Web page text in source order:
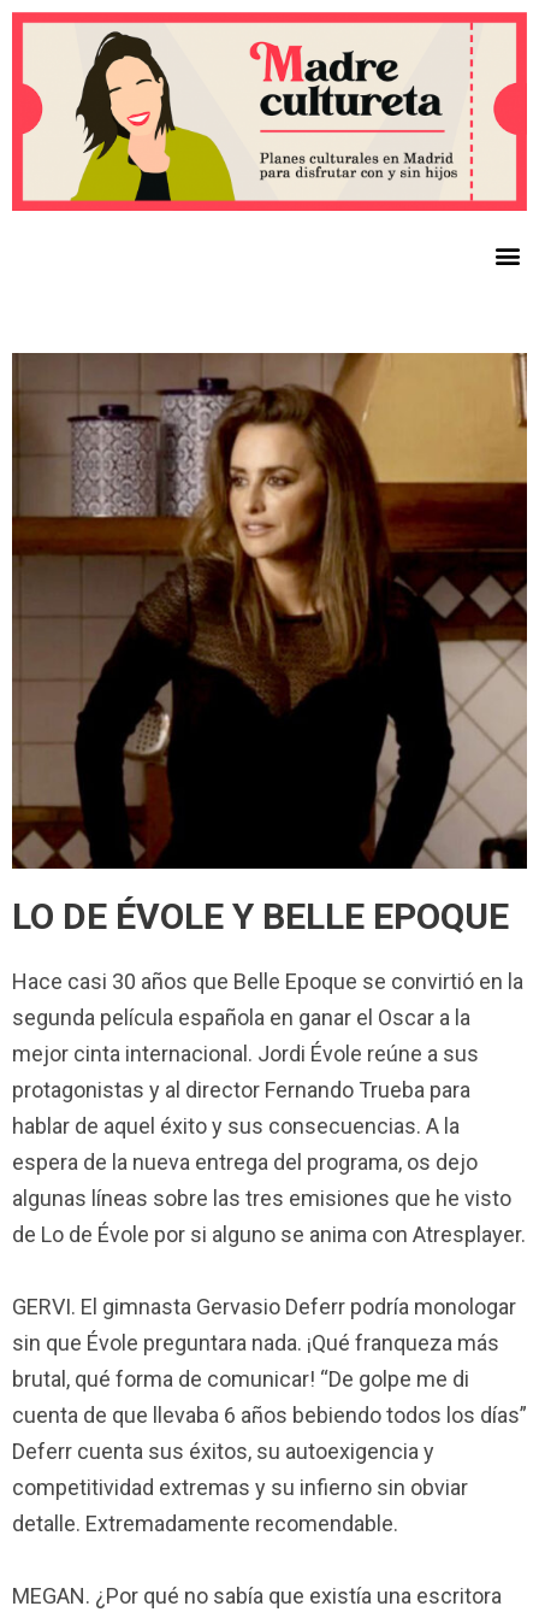
LO DE ÉVOLE Y BELLE EPOQUE
Hace casi 30 años que Belle Epoque se convirtió en la
segunda película española en ganar el Oscar a la
mejor cinta internacional. Jordi Évole reúne a sus
protagonistas y al director Fernando Trueba para
hablar de aquel éxito y sus consecuencias. A la
espera de la nueva entrega del programa, os dejo
algunas líneas sobre las tres emisiones que he visto
de Lo de Évole por si alguno se anima con Atresplayer.
GERVI. El gimnasta Gervasio Deferr podría monologar
sin que Évole preguntara nada. ¡Qué franqueza más
brutal, qué forma de comunicar! “De golpe me di
cuenta de que llevaba 6 años bebiendo todos los días”
Deferr cuenta sus éxitos, su autoexigencia y
competitividad extremas y su infierno sin obviar
detalle. Extremadamente recomendable.
MEGAN. ¿Por qué no sabía que existía una escritora